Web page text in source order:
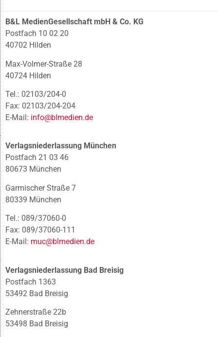
B&L MedienGesellschaft mbH & Co. KG
Postfach 10 02 20
40702 Hilden
Max-Volmer-Straße 28
40724 Hilden
Tel.: 02103/204-0
Fax: 02103/204-204
E-Mail: info@blmedien.de
Verlagsniederlassung München
Postfach 21 03 46
80673 München
Garmischer Straße 7
80339 München
Tel.: 089/37060-0
Fax: 089/37060-111
E-Mail: muc@blmedien.de
Verlagsniederlassung Bad Breisig
Postfach 1363
53492 Bad Breisig
Zehnerstraße 22b
53498 Bad Breisig